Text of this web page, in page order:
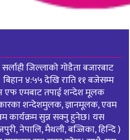
जिल्लाको गोडैता बजारबाट
बिहान ४:५५ देखि राति ११ बजेसम्म
एमबाट तपाई शन्देश मूलक
शन्देशमुलक, ज्ञानमूलक, एवम
कार्यक्रम सुन्न सक्नु हुनेछ। यस
नेपालि, मैथली, बज्जिका, हिन्दि )